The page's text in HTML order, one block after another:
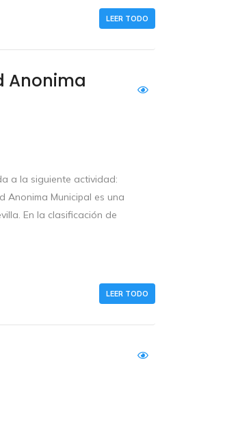
LEER TODO
Anonima
a la siguiente actividad:
Anonima Municipal es una
En la clasificación de
LEER TODO